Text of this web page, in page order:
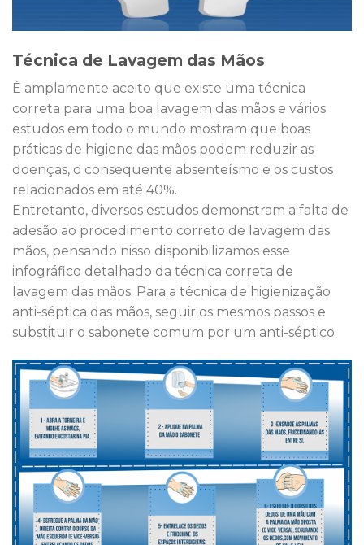
Técnica de Lavagem das Mãos
É amplamente aceito que existe uma técnica
correta para uma boa lavagem das mãos e vários
estudos em todo o mundo mostram que boas
práticas de higiene das mãos podem reduzir as
doenças, o consequente absenteísmo e os custos
relacionados em até 40%.
Entretanto, diversos estudos demonstram a falta de
adesão ao procedimento correto de lavagem das
mãos, pensando nisso disponibilizamos esse
infográfico detalhado da técnica correta de
lavagem das mãos. Para a técnica de higienização
anti-séptica das mãos, seguir os mesmos passos e
substituir o sabonete comum por um anti-séptico.